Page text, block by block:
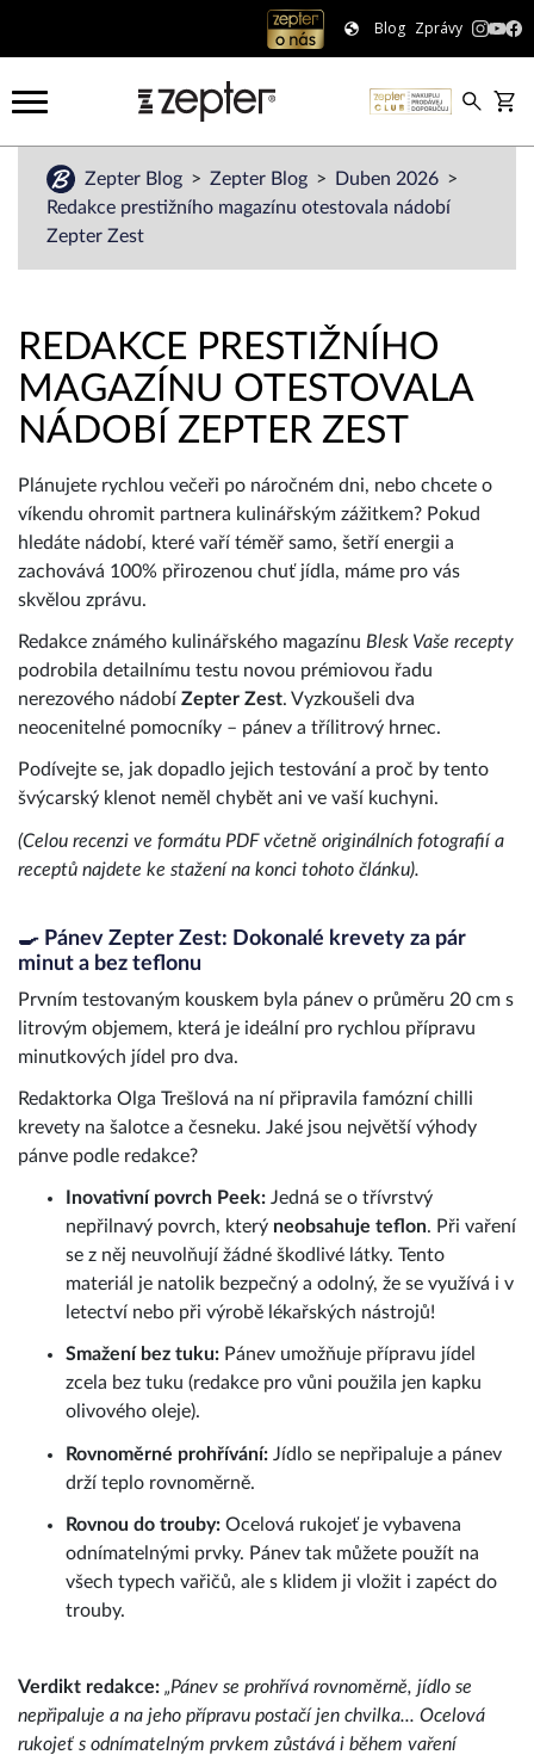
Blog Zprávy
Zepter Blog Zepter Blog
Duben 2026
Redakce prestižního magazínu otestovala nádobí
Zepter Zest
REDAKCE PRESTIŽNÍHO
MAGAZÍNU OTESTOVALA
NÁDOBÍ ZEPTER ZEST
Plánujete rychlou večeři po náročném dni, nebo chcete o
víkendu ohromit partnera kulinářským zážitkem? Pokud
hledáte nádobí, které vaří téměř samo, šetří energii a
zachovává 100% přirozenou chuť jídla, máme pro vás
skvělou zprávu.
Redakce známého kulinářského magazínu Blesk Vaše recepty
podrobila detailnímu testu novou prémiovou řadu
nerezového nádobí Zepter Zest. Vyzkoušeli dva
neocenitelné pomocníky – pánev a třílitrový hrnec.
Podívejte se, jak dopadlo jejich testování a proč by tento
švýcarský klenot neměl chybět ani ve vaší kuchyni.
(Celou recenzi ve formátu PDF včetně originálních fotografií a
receptů najdete ke stažení na konci tohoto článku).
🍳 Pánev Zepter Zest: Dokonalé krevety za pár
minut a bez teflonu
Prvním testovaným kouskem byla pánev o průměru 20 cm s
litrovým objemem, která je ideální pro rychlou přípravu
minutkových jídel pro dva.
Redaktorka Olga Trešlová na ní připravila famózní chilli
krevety na šalotce a česneku. Jaké jsou největší výhody
pánve podle redakce?
Inovativní povrch Peek: Jedná se o třívrstvý
nepřilnavý povrch, který neobsahuje teflon. Při vaření
se z něj neuvolňují žádné škodlivé látky. Tento
materiál je natolik bezpečný a odolný, že se využívá i v
letectví nebo při výrobě lékařských nástrojů!
Smažení bez tuku: Pánev umožňuje přípravu jídel
zcela bez tuku (redakce pro vůni použila jen kapku
olivového oleje).
Rovnoměrné prohřívání: Jídlo se nepřipaluje a pánev
drží teplo rovnoměrně.
Rovnou do trouby: Ocelová rukojeť je vybavena
odnímatelnými prvky. Pánev tak můžete použít na
všech typech vařičů, ale s klidem ji vložit i zapéct do
trouby.
Verdikt redakce: „Pánev se prohřívá rovnoměrně, jídlo se
nepřipaluje a na jeho přípravu postačí jen chvilka... Ocelová
rukojeť s odnímatelným prvkem zůstává i během vaření